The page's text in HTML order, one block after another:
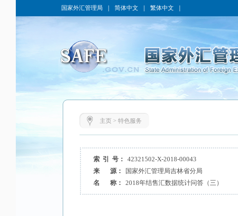
国家外汇管理局 简体中文 繁体中文
主页> 特色服务
索 引 号： 42321502-X-2018-00043
来 源：
国家外汇管理局吉林省分局
名 称：
2018年结售汇数据统计问答（三）